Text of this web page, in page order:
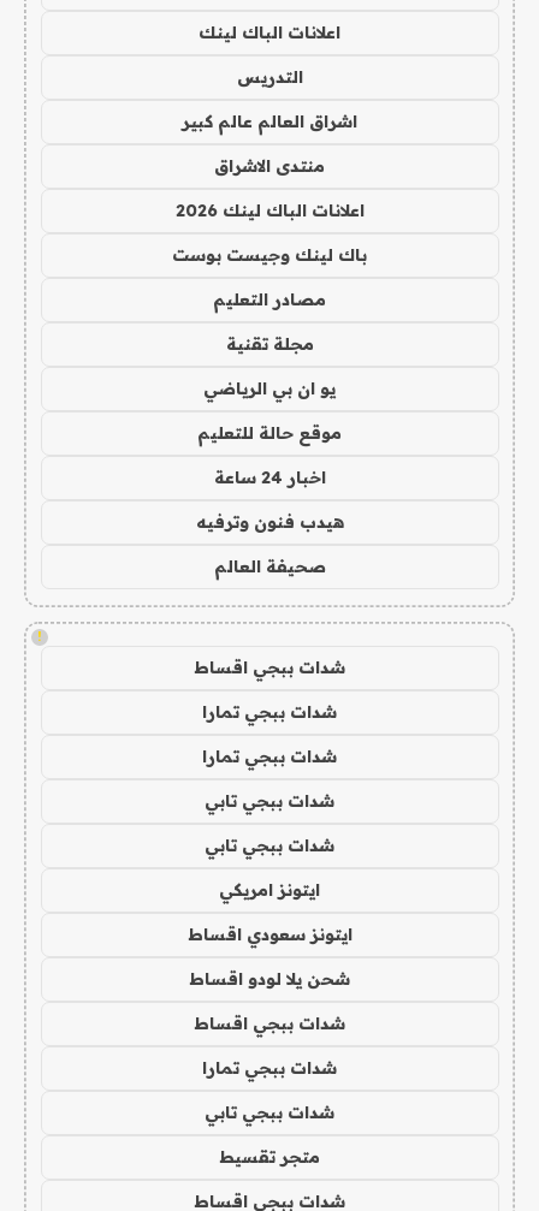
اعلانات الباك لينك
التدريس
اشراق العالم عالم كبير
منتدى الاشراق
اعلانات الباك لينك 2026
باك لينك وجيست بوست
مصادر التعليم
مجلة تقنية
يو ان بي الرياضي
موقع حالة للتعليم
اخبار 24 ساعة
هيدب فنون وترفيه
صحيفة العالم
!
شدات ببجي اقساط
شدات ببجي تمارا
شدات ببجي تمارا
شدات ببجي تابي
شدات ببجي تابي
ايتونز امريكي
ايتونز سعودي اقساط
شحن يلا لودو اقساط
شدات ببجي اقساط
شدات ببجي تمارا
شدات ببجي تابي
متجر تقسيط
شدات ببجي اقساط